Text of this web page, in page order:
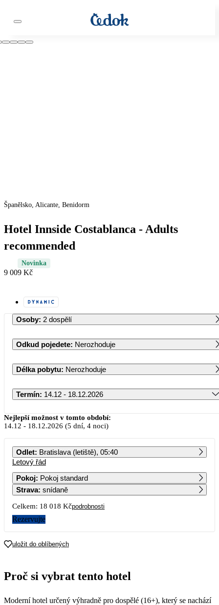
Španělsko, Alicante, Benidorm
Hotel Innside Costablanca - Adults
recommended
Novinka
9 009 Kč
Osoby: 2 dospělí
Odkud pojedete: Nerozhoduje
Délka pobytu: Nerozhoduje
Termín: 14.12 - 18.12.2026
Prosinec 2026
PO ÚT ST ČT PÁ SO NE
11 089 11 509 13 719 10 839 10 709
7 8
14
9 009
21
14 869
22
17 629
25 369 22 829 23 439 19 769
Nejlepší možnost v tomto období:
14.12 - 18.12.2026 (5 dní, 4 noci)
Odlet: Bratislava (letiště), 05:40
Letový řád
Pokoj: Pokoj standard
Strava: snídaně
Celkem: 18 018 Kčpodrobnosti
Rezervujte
uložit do oblíbených
Proč si vybrat tento hotel
Moderní hotel určený výhradně pro dospělé (16+), který se nachází